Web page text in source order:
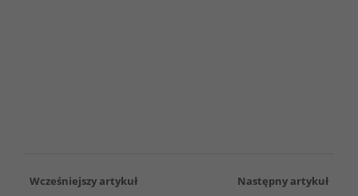
Wcześniejszy artykuł Następny artykuł